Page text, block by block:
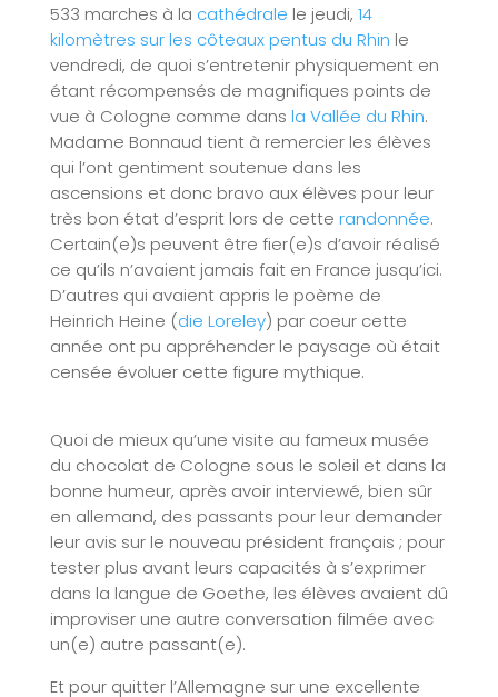
533 marches à la cathédrale le jeudi, 14
kilomètres sur les côteaux pentus du Rhin le
vendredi, de quoi s’entretenir physiquement en
étant récompensés de magnifiques points de
vue à Cologne comme dans la Vallée du Rhin.
Madame Bonnaud tient à remercier les élèves
qui l’ont gentiment soutenue dans les
ascensions et donc bravo aux élèves pour leur
très bon état d’esprit lors de cette randonnée.
Certain(e)s peuvent être fier(e)s d’avoir réalisé
ce qu’ils n’avaient jamais fait en France jusqu’ici.
D’autres qui avaient appris le poème de
Heinrich Heine (die Loreley) par coeur cette
année ont pu appréhender le paysage où était
censée évoluer cette figure mythique.
Quoi de mieux qu’une visite au fameux musée
du chocolat de Cologne sous le soleil et dans la
bonne humeur, après avoir interviewé, bien sûr
en allemand, des passants pour leur demander
leur avis sur le nouveau président français ; pour
tester plus avant leurs capacités à s’exprimer
dans la langue de Goethe, les élèves avaient dû
improviser une autre conversation filmée avec
un(e) autre passant(e).
Et pour quitter l’Allemagne sur une excellente